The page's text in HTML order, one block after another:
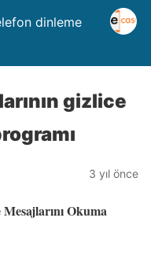
dinleme
gizlice
3 yıl önce
Okuma